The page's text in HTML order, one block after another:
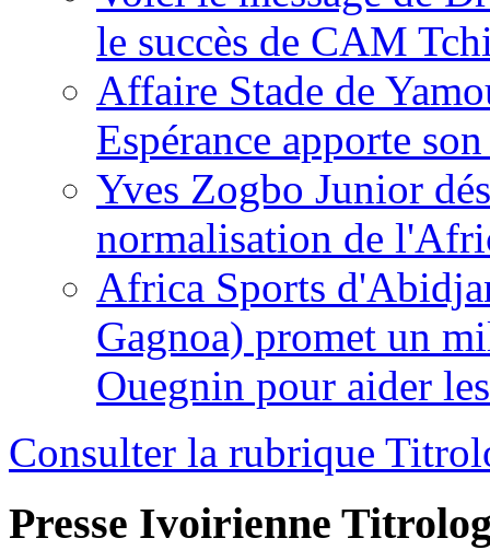
le succès de CAM
Affaire Stade de
Espérance apporte
Yves Zogbo Junior
normalisation de
Africa Sports
Gagnoa) promet un
Ouegnin pour aider
Consulter la rubrique
Presse Ivoirienne